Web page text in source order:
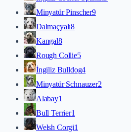
Minyatür Pinscher9
Dalmaçyalı8
Kangal8
Rough Collie5
İngiliz Bulldog4
Minyatür Schnauzer2
Alabay1
Bull Terrier1
Welsh Corgi1